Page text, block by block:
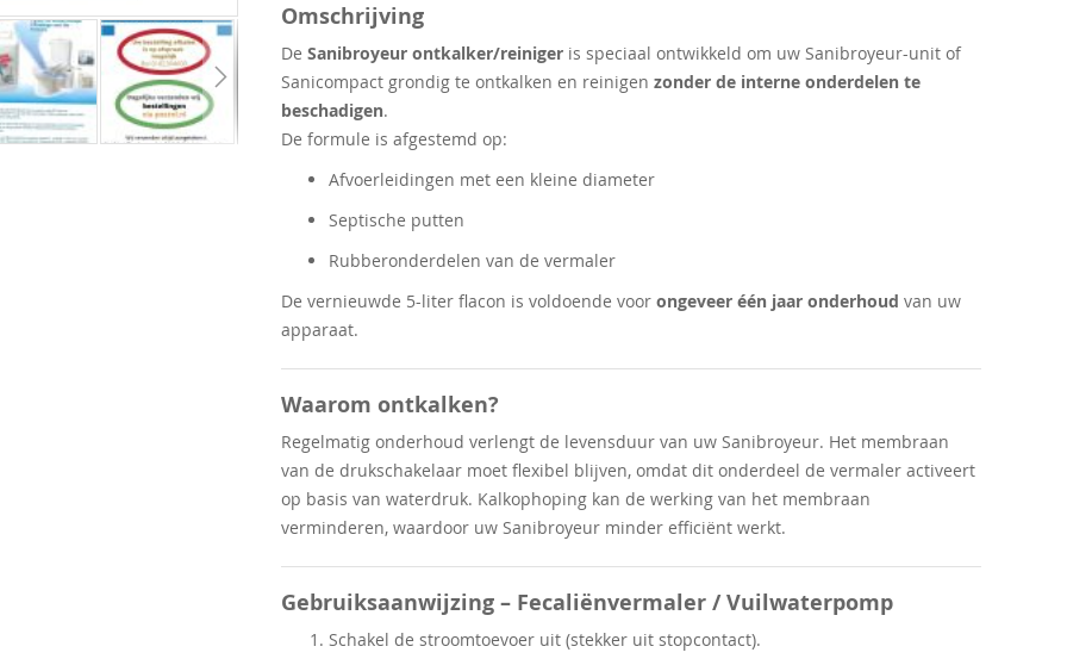
Omschrijving
De Sanibroyeur ontkalker/reiniger is speciaal ontwikkeld om uw Sanibroyeur-unit of
Sanicompact grondig te ontkalken en reinigen zonder de interne onderdelen te
beschadigen.
De formule is afgestemd op:
Afvoerleidingen met een kleine diameter
Septische putten
Rubberonderdelen van de vermaler
De vernieuwde 5-liter flacon is voldoende voor ongeveer één jaar onderhoud van uw
apparaat.
Waarom ontkalken?
Regelmatig onderhoud verlengt de levensduur van uw Sanibroyeur. Het membraan
van de drukschakelaar moet flexibel blijven, omdat dit onderdeel de vermaler activeert
op basis van waterdruk. Kalkophoping kan de werking van het membraan
verminderen, waardoor uw Sanibroyeur minder efficiënt werkt.
Gebruiksaanwijzing – Fecaliënvermaler / Vuilwaterpomp
Schakel de stroomtoevoer uit (stekker uit stopcontact).